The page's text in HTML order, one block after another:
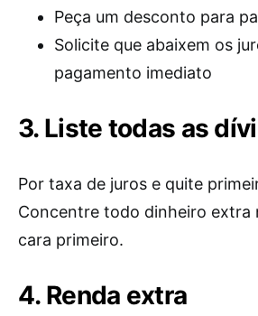
Peça um desconto para
Solicite que abaixem os
pagamento imediato
3. Liste todas as
Por taxa de juros e quite
Concentre todo dinheiro extra
cara primeiro.
4. Renda extra